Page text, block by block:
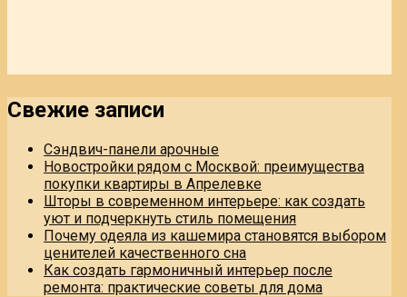
Свежие записи
Сэндвич-панели арочные
Новостройки рядом с Москвой: преимущества
покупки квартиры в Апрелевке
Шторы в современном интерьере: как создать
уют и подчеркнуть стиль помещения
Почему одеяла из кашемира становятся выбором
ценителей качественного сна
Как создать гармоничный интерьер после
ремонта: практические советы для дома